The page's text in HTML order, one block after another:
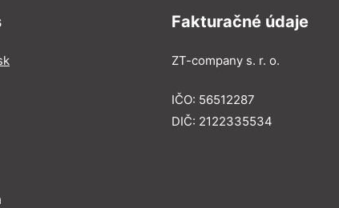
Fakturačné údaje
ZT-company s. r. o.
IČO: 56512287
DIČ: 2122335534